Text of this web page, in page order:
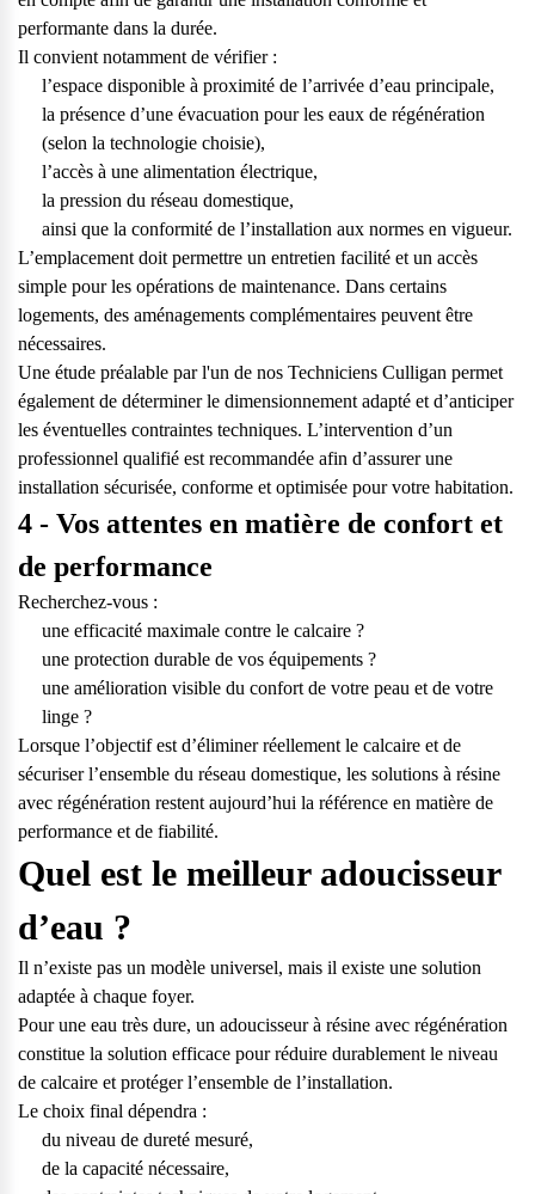
performante dans la durée.
Il convient notamment de vérifier :
l’espace disponible à proximité de l’arrivée d’eau principale,
la présence d’une évacuation pour les eaux de régénération
(selon la technologie choisie),
l’accès à une alimentation électrique,
la pression du réseau domestique,
ainsi que la conformité de l’installation aux normes en vigueur.
L’emplacement doit permettre un entretien facilité et un accès
simple pour les opérations de maintenance. Dans certains
logements, des aménagements complémentaires peuvent être
nécessaires.
Une étude préalable par l'un de nos Techniciens Culligan permet
également de déterminer le dimensionnement adapté et d’anticiper
les éventuelles contraintes techniques. L’intervention d’un
professionnel qualifié est recommandée afin d’assurer une
installation sécurisée, conforme et optimisée pour votre habitation.
4 - Vos attentes en matière de confort et
de performance
Recherchez-vous :
une efficacité maximale contre le calcaire ?
une protection durable de vos équipements ?
une amélioration visible du confort de votre peau et de votre
linge ?
Lorsque l’objectif est d’éliminer réellement le calcaire et de
sécuriser l’ensemble du réseau domestique, les solutions à résine
avec régénération restent aujourd’hui la référence en matière de
performance et de fiabilité.
Quel est le meilleur adoucisseur
d’eau ?
Il n’existe pas un modèle universel, mais il existe une solution
adaptée à chaque foyer.
Pour une eau très dure, un adoucisseur à résine avec régénération
constitue la solution efficace pour réduire durablement le niveau
de calcaire et protéger l’ensemble de l’installation.
Le choix final dépendra :
du niveau de dureté mesuré,
de la capacité nécessaire,